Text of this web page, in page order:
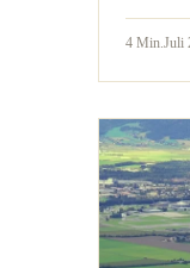
4 Min.Juli